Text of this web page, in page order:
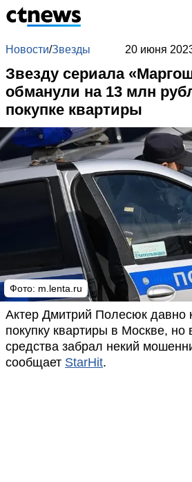
Новости/Звезды 20 июня
Звезду сериала
обманули на 13 млн
покупке квартиры
Фото: m.lenta.ru
Актер Дмитрий Полесюк давно
покупку квартиры в Москве, но
средства забрал некий
сообщает StarHit.